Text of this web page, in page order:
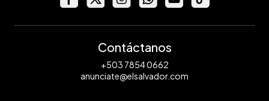
Contáctanos
+503 7854 0662
anunciate@elsalvador.com